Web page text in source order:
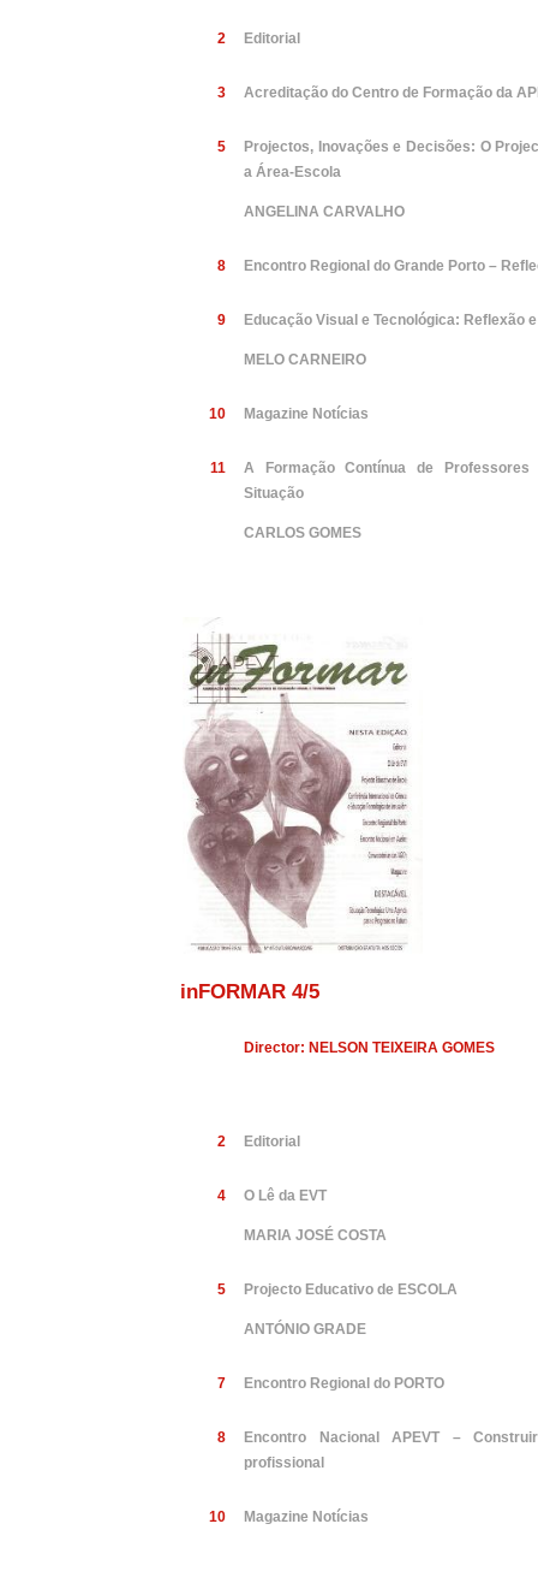
2 Editorial
3 Acreditação do Centro de Formação da
5
Projectos, Inovações e Decisões: O
a Área-Escola
ANGELINA CARVALHO
8 Encontro Regional do Grande Porto –
9 Educação Visual e Tecnológica: Reflexão
MELO CARNEIRO
10 Magazine Notícias
11
A Formação Contínua de
Situação
CARLOS GOMES
inFORMAR 4/5
Director: NELSON TEIXEIRA GOMES
2 Editorial
4 O Lê da EVT
MARIA JOSÉ COSTA
5 Projecto Educativo de ESCOLA
ANTÓNIO GRADE
7 Encontro Regional do PORTO
8
Encontro Nacional APEVT –
profissional
10 Magazine Notícias